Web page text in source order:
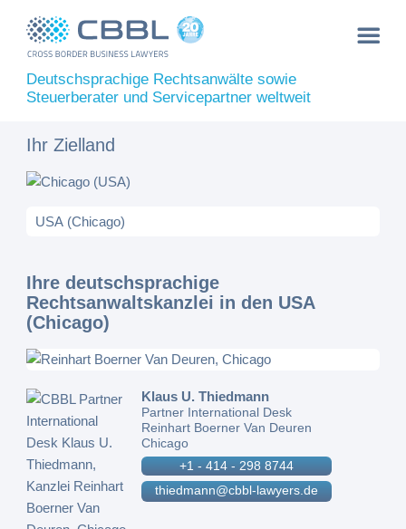
Deutschsprachige Rechtsanwälte sowie
Steuerberater und Servicepartner weltweit
Ihr Zielland
Ihre deutschsprachige
Rechtsanwaltskanzlei in den USA
(Chicago)
Klaus U. Thiedmann
Partner International Desk
Reinhart Boerner Van Deuren
Chicago
+1 - 414 - 298 8744
thiedmann@cbbl-lawyers.de